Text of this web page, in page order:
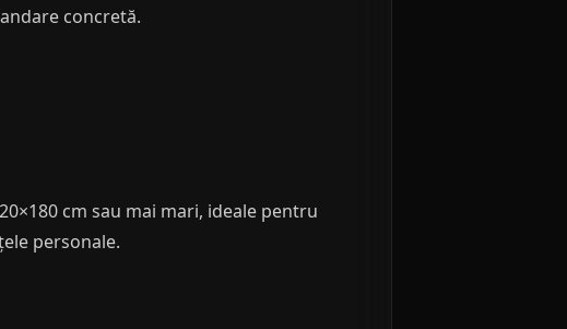
concretă.
cm sau mai mari, ideale pentru
personale.